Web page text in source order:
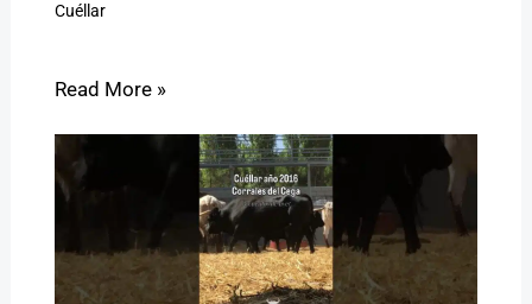
Cuéllar
Read More »